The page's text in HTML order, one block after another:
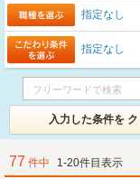
指定なし
指定なし
入力した条件を
77 件中 1-20件目表示